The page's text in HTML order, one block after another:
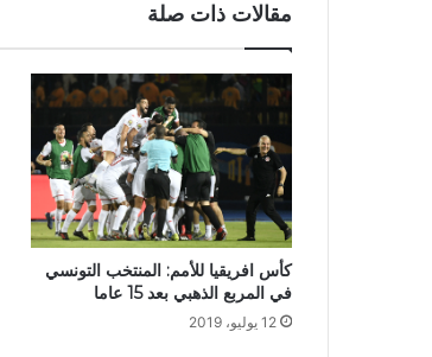
مقالات ذات صلة
كأس افريقيا للأمم: المنتخب التونسي
في المربع الذهبي بعد 15 عاما
12 يوليو، 2019